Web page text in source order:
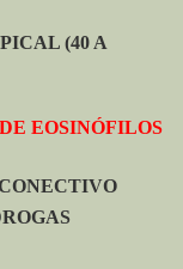
(40 A
EOSINÓFILOS